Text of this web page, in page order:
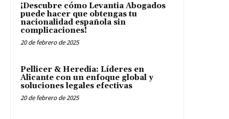
¡Descubre cómo Levantia Abogados
puede hacer que obtengas tu
nacionalidad española sin
complicaciones!
20 de febrero de 2025
Pellicer & Heredia: Líderes en
Alicante con un enfoque global y
soluciones legales efectivas
20 de febrero de 2025